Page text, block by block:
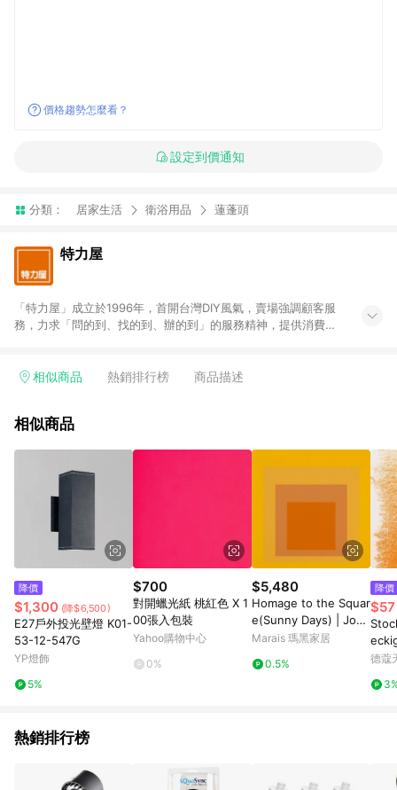
價格趨勢怎麼看？
設定到價通知
分類： 居家生活 衛浴用品 蓮蓬頭
特力屋
「特力屋」成立於1996年，首開台灣DIY風氣，賣場強調顧客服
務，力求「問的到、找的到、辦的到」的服務精神，提供消費者
客找到居家修繕、佈置或裝潢時所需；另外，在各家分店內規劃
等各方面進行整合，提升服務質感，期望每一位來店顧客，能輕
發與靈感(Exciting experience)，同時持續提供消費者居家修繕
最佳解決方案，以創造優質居家環境為首要目標，成為消費者打
相似商品 熱銷排行榜 商品描述
相似商品
降價
$1,300 (降$6,500)
E27戶外投光壁燈 K01-
53-12-547G
YP燈飾
5%
$700
對開蠟光紙 桃紅色 X 1
00張入包裝
Yahoo購物中心
0%
$5,480
Homage to the Squar
e(Sunny Days) | Jose
f Albers - 楓木色鋁框-
Marais 瑪黑家居
0.5%
降價
$57
德蔻
熱銷排行榜